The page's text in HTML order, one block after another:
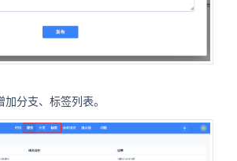
分支、标签列表。